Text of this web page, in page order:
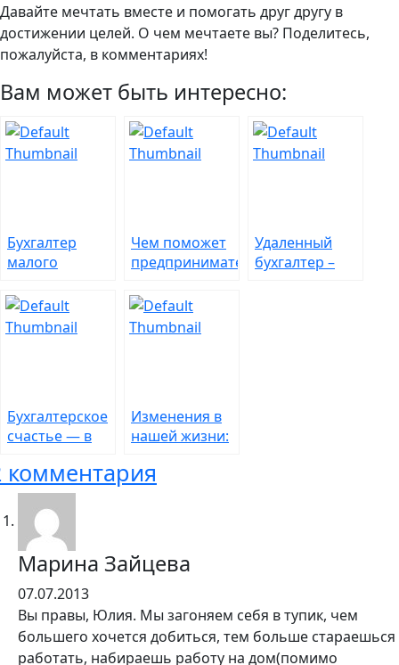
Давайте мечтать вместе и помогать друг другу в
достижении целей. О чем мечтаете вы? Поделитесь,
пожалуйста, в комментариях!
Вам может быть интересно:
Бухгалтер
малого
профессия с
большими
возможностями
Чем поможет
предпринимателю
бухгалтер
Эльба
Удаленный
бухгалтер –
Бухгалтерское
счастье — в
«потока»
Изменения в
нашей жизни:
марафон?
комментария
Марина Зайцева
07.07.2013
Вы правы, Юлия. Мы загоняем себя в тупик, чем
большего хочется добиться, тем больше стараешься
работать, набираешь работу на дом(помимо